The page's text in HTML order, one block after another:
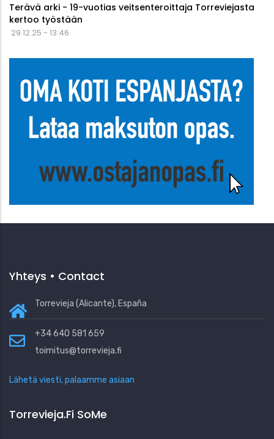
Terävä arki - 19-vuotias veitsenteroittaja Torreviejasta
kertoo työstään
29.12.25 - 13:46
Yhteys • Contact
Torrevieja (Alicante), España
+34 640 581 659
toimitus@torrevieja.fi
Lähetä viesti, palaamme asiaan
Torrevieja.fi SoMe